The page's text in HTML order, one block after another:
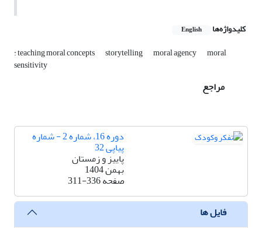
کلیدواژه‌ها English
: teaching moral concepts storytelling moral agency moral
sensitivity
مراجع
دوره 16، شماره 2 - شماره
پیاپی 32
پاییز و زمستان
بهمن 1404
صفحه311-336
فایل ها